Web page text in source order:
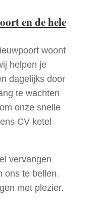
en de hele
woont
helpen je
dagelijks door
te wachten
onze snelle
CV ketel
vervangen
ons te bellen.
met plezier.